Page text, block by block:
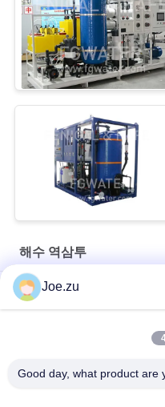
해수 역삼투
해수 역삼투를 위한 굴대 피
Joe.zu
Good day, what product are